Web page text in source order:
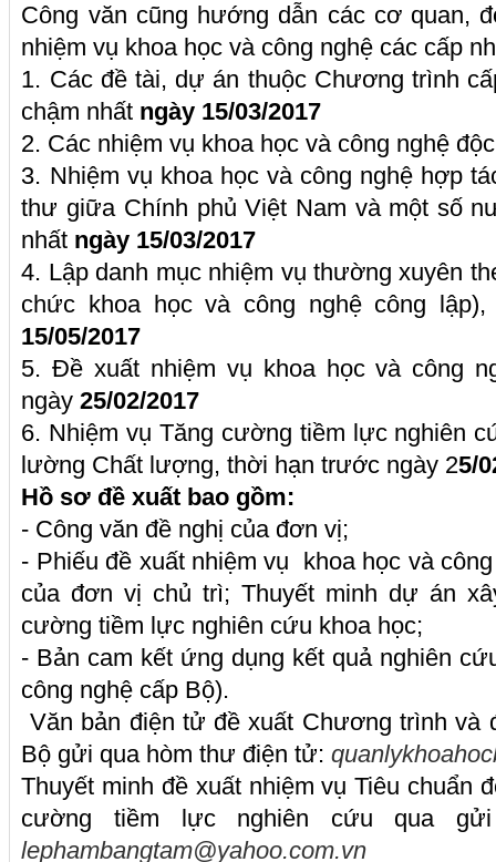
Công văn cũng hướng dẫn các cơ quan,
nhiệm vụ khoa học và công nghệ các cấp
1. Các đề tài, dự án thuộc Chương trình
chậm nhất ngày 15/03/2017
2. Các nhiệm vụ khoa học và công nghệ
3. Nhiệm vụ khoa học và công nghệ hợp
thư giữa Chính phủ Việt Nam và một số
nhất ngày 15/03/2017
4. Lập danh mục nhiệm vụ thường xuyên
chức khoa học và công nghệ công
15/05/2017
5. Đề xuất nhiệm vụ khoa học và công
ngày 25/02/2017
6. Nhiệm vụ Tăng cường tiềm lực nghiên
lường Chất lượng, thời hạn trước ngày 25/
Hồ sơ đề xuất bao gồm:
- Công văn đề nghị của đơn vị;
- Phiếu đề xuất nhiệm vụ khoa học và
của đơn vị chủ trì; Thuyết minh dự án
cường tiềm lực nghiên cứu khoa học;
- Bản cam kết ứng dụng kết quả nghiên
công nghệ cấp Bộ).
Văn bản điện tử đề xuất Chương trình và
Bộ gửi qua hòm thư điện tử:
Thuyết minh đề xuất nhiệm vụ Tiêu chuẩn
cường tiềm lực nghiên cứu qua
lephambangtam@yahoo.com.vn